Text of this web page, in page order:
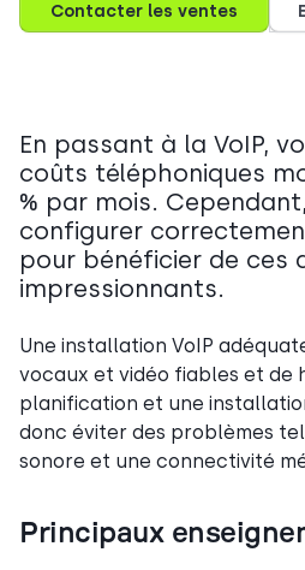
Contacter les ventes
En passant à la VoIP,
coûts téléphoniques
% par mois.
configurer
pour bénéficier de ces
impressionnants.
Une installation VoIP
vocaux et vidéo fiables et de
planification et une
donc éviter des problèmes
sonore et une connectivité
Principaux